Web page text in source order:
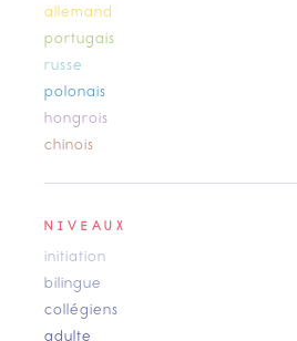
allemand
portugais
russe
polonais
hongrois
chinois
NIVEAUX
initiation
bilingue
collégiens
adulte